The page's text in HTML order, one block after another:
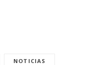
NOTICIAS